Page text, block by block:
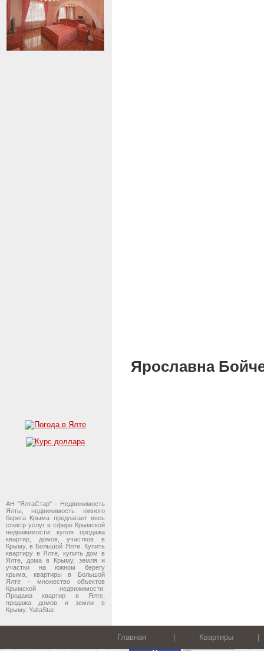
АН "ЯлтаСтар" - Недвижимость
Ялты, недвижимость южного
берега Крыма предлагает весь
спектр услуг в сфере Крымской
недвижимости: купля продажа
квартир, домов, участков в
Крыму, в Большой Ялте. Купить
квартиру в Ялте, купить дом в
Ялте, дома в Крыму, земля и
участки на южном берегу
крыма, квартиры в Большой
Ялте - множество объектов
Крымской недвижимости.
Продажа квартир в Ялте,
продажа домов и земли в
Крыму. YaltaStar.
Ярославна
Главная Квартиры